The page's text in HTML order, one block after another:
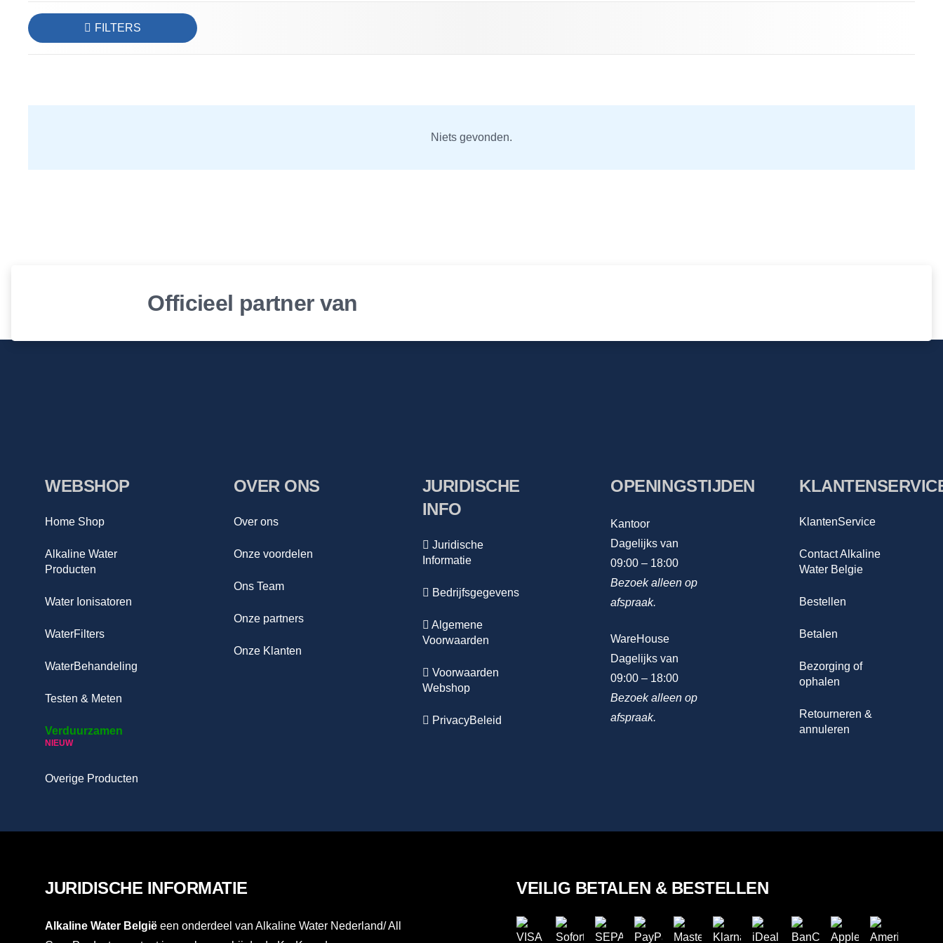
FILTERS
Niets gevonden.
Officieel partner van
WEBSHOP
Home Shop
Alkaline Water
Producten
Water Ionisatoren
WaterFilters
WaterBehandeling
Testen & Meten
Verduurzamen
NIEUW
Overige Producten
OVER ONS
Over ons
Onze voordelen
Ons Team
Onze partners
Onze Klanten
JURIDISCHE
INFO
Juridische
Informatie
Bedrijfsgegevens
Algemene
Voorwaarden
Voorwaarden
Webshop
PrivacyBeleid
OPENINGSTIJDEN
Kantoor
Dagelijks van
09:00 – 18:00
Bezoek alleen op
afspraak.
WareHouse
Dagelijks van
09:00 – 18:00
Bezoek alleen op
afspraak.
KlantenService
Contact Alkaline
Water Belgie
Bestellen
Betalen
Bezorging of
ophalen
Retourneren &
annuleren
JURIDISCHE INFORMATIE
Alkaline Water België een onderdeel van Alkaline Water Nederland/ All
VEILIG BETALEN & BESTELLEN